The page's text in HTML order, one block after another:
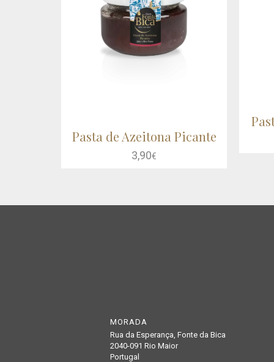
Pasta de Azeitona Picante
3,90€
MORADA
Rua da Esperança, Fonte da Bica
2040-091 Rio Maior
Portugal